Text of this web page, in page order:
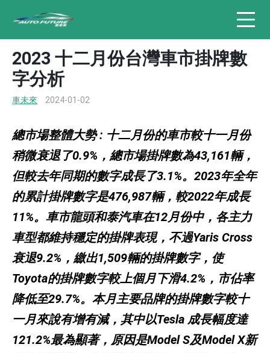
2023 十二月份台灣車市掛牌數
字分析
車未來 2024-01-02
總市場整體大勢 : 十二月份的車市較十一月份
稍微衰退了0.9%，總市場掛牌數為43,161輛，
但較去年同期的數字成長了3.1%。2023年全年
的累計掛牌數字是476,987輛，較2022年成長
11%。車市龍頭和泰汽車在12月份中，各主力
車型都維持穩定的掛牌表現，不過Yaris Cross
衰退9.2%，繳出1,509輛的掛牌數字，使
Toyota的掛牌數字較上個月下滑4.2%，市佔率
降低至29.7%。本月主要品牌的掛牌數字較十
一月來說有增有減，其中以Tesla 成長幅度達
121.2%最為顯著，原因是Model S及Model X新